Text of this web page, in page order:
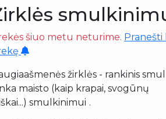
šiuo metu neturime. Pranešti
žirklės - rankinis
maisto (kaip krapai, svogūnų
smulkinimui .